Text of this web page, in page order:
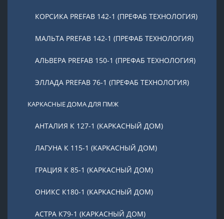
КОРСИКА PREFAB 142-1 (ПРЕФАБ ТЕХНОЛОГИЯ)
МАЛЬТА PREFAB 142-1 (ПРЕФАБ ТЕХНОЛОГИЯ)
АЛЬВЕРА PREFAB 150-1 (ПРЕФАБ ТЕХНОЛОГИЯ)
ЭЛЛАДА PREFAB 76-1 (ПРЕФАБ ТЕХНОЛОГИЯ)
КАРКАСНЫЕ ДОМА ДЛЯ ПМЖ
АНТАЛИЯ К 127-1 (КАРКАСНЫЙ ДОМ)
ЛАГУНА К 115-1 (КАРКАСНЫЙ ДОМ)
ГРАЦИЯ К 85-1 (КАРКАСНЫЙ ДОМ)
ОНИКС К180-1 (КАРКАСНЫЙ ДОМ)
АСТРА К79-1 (КАРКАСНЫЙ ДОМ)